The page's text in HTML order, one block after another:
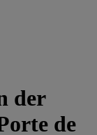
der
de